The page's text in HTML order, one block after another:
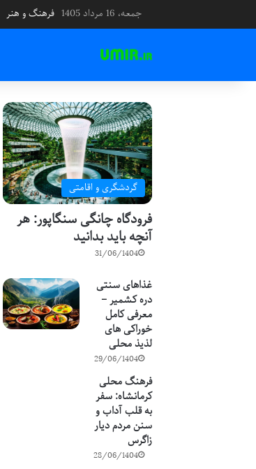
جمعه، 16 مرداد 1405 فرهنگ و هنر
گردشگری و اقامتی
فرودگاه چانگی سنگاپور: هر
آنچه باید بدانید
31/06/1404
غذاهای سنتی
دره کشمیر –
معرفی کامل
خوراکی های
لذیذ محلی
29/06/1404
فرهنگ محلی
کرمانشاه: سفر
به قلب آداب و
سنن مردم دیار
زاگرس
28/06/1404